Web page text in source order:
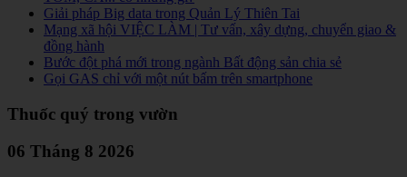
Giải pháp Big data trong Quản Lý Thiên Tai
Mạng xã hội VIỆC LÀM | Tư vấn, xây dựng, chuyển giao &
đồng hành
Bước đột phá mới trong ngành Bất động sản chia sẻ
Gọi GAS chỉ với một nút bấm trên smartphone
Thuốc quý trong vườn
06 Tháng 8 2026